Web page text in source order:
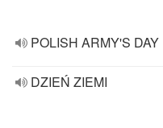
POLISH ARMY'S DAY
DZIEŃ ZIEMI